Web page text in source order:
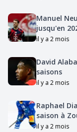
Manuel
jusqu'en
il y a 2 mois
David
saisons
il y a 2 mois
Raphael
saison à
il y a 2 mois